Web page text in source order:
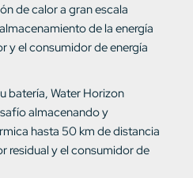
de calor a gran escala
de la energía
y el consumidor de energía
batería, Water Horizon
almacenando y
hasta 50 km de distancia
residual y el consumidor de